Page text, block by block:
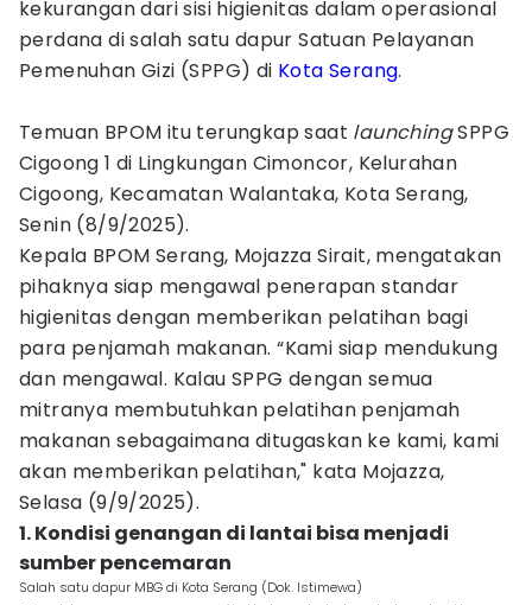
kekurangan dari sisi higienitas dalam operasional
perdana di salah satu dapur Satuan Pelayanan
Pemenuhan Gizi (SPPG) di Kota Serang.
Temuan BPOM itu terungkap saat launchingSPPG
Cigoong 1 di Lingkungan Cimoncor, Kelurahan
Cigoong, Kecamatan Walantaka, Kota Serang,
Senin (8/9/2025).
Kepala BPOM Serang, Mojazza Sirait, mengatakan
pihaknya siap mengawal penerapan standar
higienitas dengan memberikan pelatihan bagi
para penjamah makanan. “Kami siap mendukung
dan mengawal. Kalau SPPG dengan semua
mitranya membutuhkan pelatihan penjamah
makanan sebagaimana ditugaskan ke kami, kami
akan memberikan pelatihan," kata Mojazza,
Selasa (9/9/2025).
1. Kondisi genangan di lantai bisa menjadi
sumber pencemaran
Salah satu dapur MBG di Kota Serang (Dok. Istimewa)